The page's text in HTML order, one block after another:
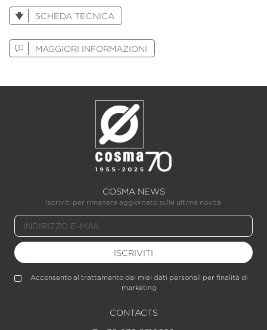
SCHEDA TECNICA
MAGGIORI INFORMAZIONI
COSMA NEWS
Iscriviti per rimanere aggiornato sulle ultime novità
ISCRIVITI
Acconsento al trattamento dei miei dati personali per finalità di
marketing
CONTACTS